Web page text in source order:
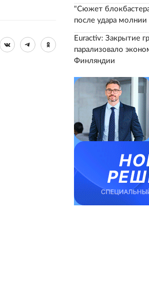
"Сюжет
после удара
Euractiv: Закрытие
парализовало
Финляндии